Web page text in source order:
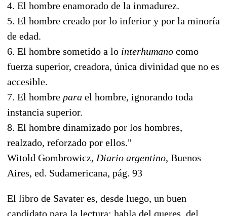
4. El hombre enamorado de la inmadurez.
5. El hombre creado por lo inferior y por la minoría
de edad.
6. El hombre sometido a lo interhumano como
fuerza superior, creadora, única divinidad que no es
accesible.
7. El hombre para el hombre, ignorando toda
instancia superior.
8. El hombre dinamizado por los hombres,
realzado, reforzado por ellos."
Witold Gombrowicz, Diario argentino, Buenos
Aires, ed. Sudamericana, pág. 93
El libro de Savater es, desde luego, un buen
candidato para la lectura: habla del queres, del